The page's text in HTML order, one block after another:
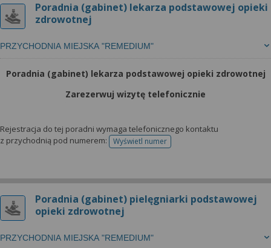
Poradnia (gabinet) lekarza podstawowej opieki
zdrowotnej
PRZYCHODNIA MIEJSKA "REMEDIUM"
Poradnia (gabinet) lekarza podstawowej opieki zdrowotnej
Zarezerwuj wizytę telefonicznie
Rejestracja do tej poradni wymaga telefonicznego kontaktu
z przychodnią pod numerem:
Wyświetl numertelefonu do rejestracji
Poradnia (gabinet) pielęgniarki podstawowej
opieki zdrowotnej
PRZYCHODNIA MIEJSKA "REMEDIUM"